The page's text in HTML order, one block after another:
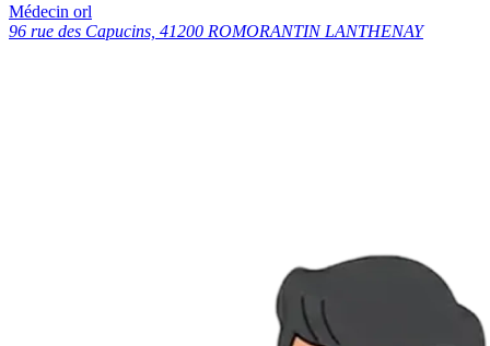
Médecin orl
96 rue des Capucins, 41200 ROMORANTIN LANTHENAY